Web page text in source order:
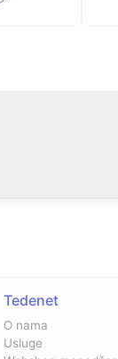
Tedenet
O nama
Usluge